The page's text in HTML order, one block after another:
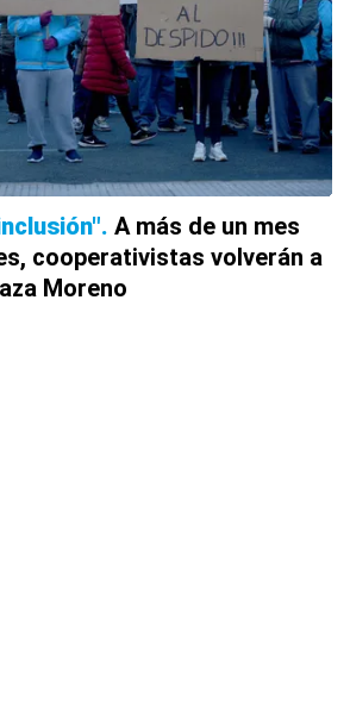
A más de un mes
cooperativistas volverán a
Moreno